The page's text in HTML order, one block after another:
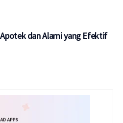
dan Alami yang Efektif